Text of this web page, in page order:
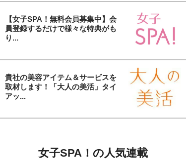
【女子SPA！無料会員募集中】会
員登録するだけで様々な特典がも
り...
貴社の美容アイテム＆サービスを
取材します！「大人の美活」タイ
アッ...
女子SPA！の人気連載